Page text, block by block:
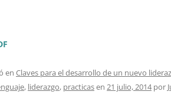
en Claves para el desarrollo de un nuevo
, liderazgo, practicasen 21 julio, 2014por